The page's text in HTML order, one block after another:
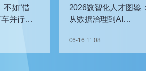
不如“借
并行开
2026数智化人才图鉴：
从数据治理到AI
06-16 11:08